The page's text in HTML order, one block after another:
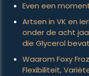
Even een
Artsen in VK en
onder de acht
die Glycerol
Waarom Foxy
Flexibiliteit,